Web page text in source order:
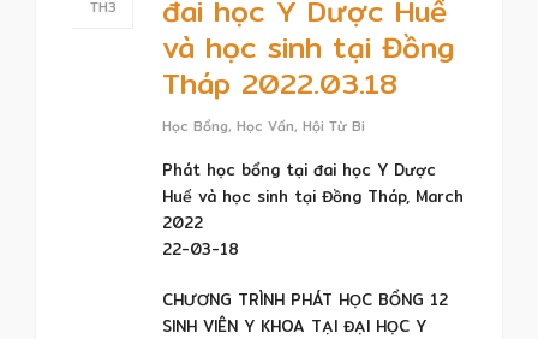
TH3 đai học Y Dược Huế
và học sinh tại Đồng
Tháp 2022.03.18
Học Bổng, Học Vấn, Hội Từ Bi
Phát học bổng tại đai học Y Dược
Huế và học sinh tại Đồng Tháp, March
2022
22-03-18
CHƯƠNG TRÌNH PHÁT HỌC BỔNG 12
SINH VIÊN Y KHOA TẠI ĐẠI HỌC Y